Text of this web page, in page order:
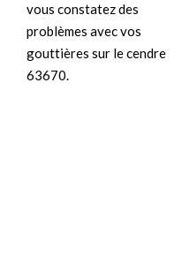
vous constatez des
problèmes avec vos
gouttières sur le cendre
63670.